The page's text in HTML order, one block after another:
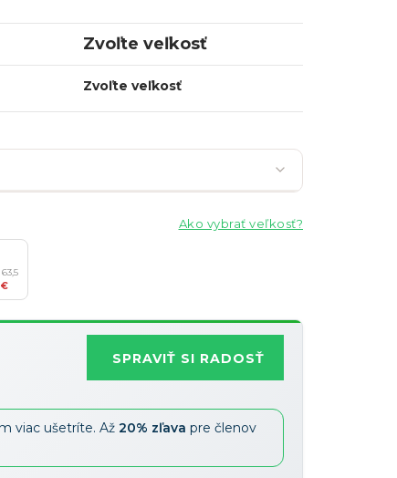
Zvoľte veľkosť
Zvoľte veľkosť
Ako vybrať veľkosť?
€
SPRAVIŤ SI RADOSŤ
viac ušetríte. Až 20% zľava pre členov